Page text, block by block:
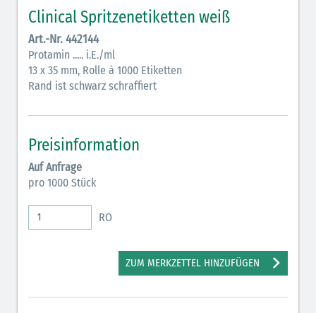
schraffiert)
Anticholinergika (hellgrün)
Cholinergika (hellgrün schraffiert): DIVI 2012
Rahmen)
Koagulantien (hellgrau/weiß schwarz schraffierterm
Rahmen)
Bronchodilatatoren (blau-braun)
Antikonvulsiva (grau-lila)
Clinical Spritzenetiketten weiß
Art.-Nr. 442144
Protamin ..... i.E./ml
13 x 35 mm, Rolle à 1000 Etiketten
Rand ist schwarz schraffiert
Preisinformation
Auf Anfrage
pro 1000 Stück
RO
ZUM MERKZETTEL HINZUFÜGEN